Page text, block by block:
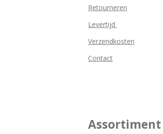
Retourneren
Levertijd
Verzendkosten
Contact
Assortiment